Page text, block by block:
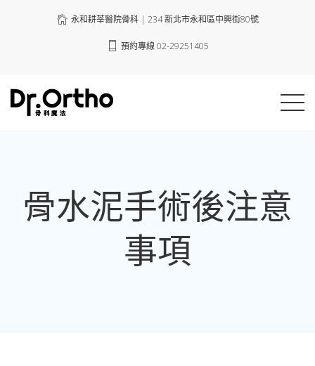
永和耕莘醫院骨科 | 234 新北市永和區中興街80號
預約專線 02-29251405
骨水泥手術後注意
事項